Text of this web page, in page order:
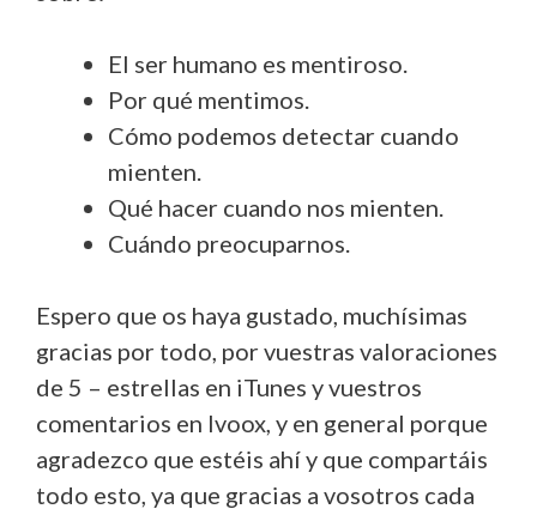
El ser humano es mentiroso.
Por qué mentimos.
Cómo podemos detectar cuando
mienten.
Qué hacer cuando nos mienten.
Cuándo preocuparnos.
Espero que os haya gustado, muchísimas
gracias por todo, por vuestras valoraciones
de 5 – estrellas en iTunes y vuestros
comentarios en Ivoox, y en general porque
agradezco que estéis ahí y que compartáis
todo esto, ya que gracias a vosotros cada